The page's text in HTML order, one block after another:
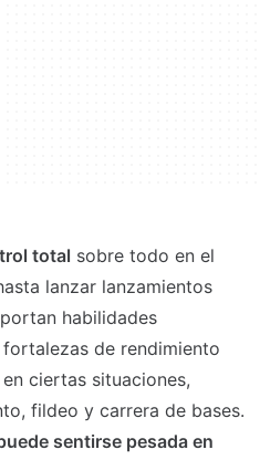
total sobre todo en el
lanzar lanzamientos
habilidades
de rendimiento
ciertas situaciones,
fildeo y carrera de bases.
sentirse pesada en